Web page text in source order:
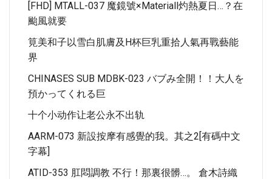
[FHD] MTALL-037 魔鏡號×Materiall灼熱夏日…？在
颱風就要
筧美和子以雪白肌膚及H杯巨乳重拾人氣再戰藝能
界
CHINASES SUB MDBK-023 バブみ全開！！大人を
預かってくれる巨
十个小动作让老公永不出轨
AARM-073 新設按摩有感覺的我。其之2[有碼中文
字幕]
ATID-353 肛悶調教 不行！那裏很髒…。 倉木詩織